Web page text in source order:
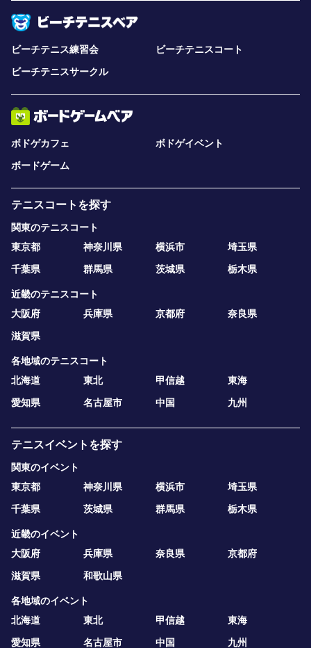
ビーチテニス練習会
ビーチテニスコート
ビーチテニスサークル
ボドゲカフェ
ボドゲイベント
ボードゲーム
テニスコートを探す
関東のテニスコート
東京都
神奈川県 横浜市
埼玉県
千葉県
群馬県 茨城県 栃木県
近畿のテニスコート
大阪府
兵庫県 京都府
奈良県
滋賀県
各地域のテニスコート
北海道
東北 甲信越
東海
愛知県
名古屋市 中国 九州
テニスイベントを探す
関東のイベント
東京都
神奈川県 横浜市
埼玉県
千葉県
茨城県 群馬県 栃木県
近畿のイベント
大阪府
兵庫県 奈良県
京都府
滋賀県
和歌山県
各地域のイベント
北海道
東北 甲信越
東海
愛知県
名古屋市 中国 九州